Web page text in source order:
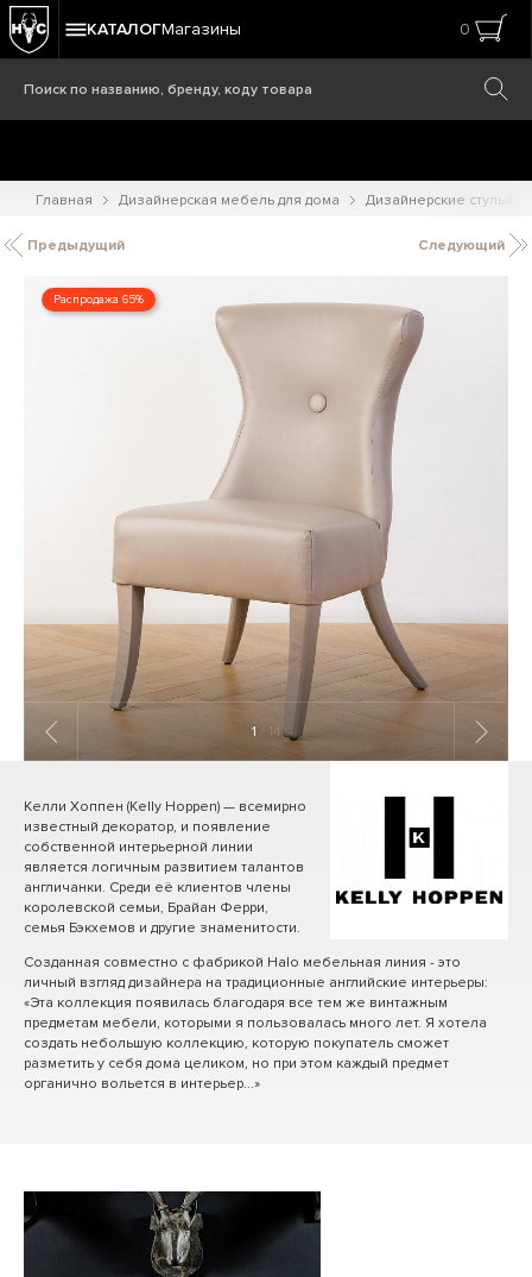
КАТАЛОГМагазины 0
Главная Дизайнерская мебель для дома Дизайнерские стулья
Предыдущий Следующий
Распродажа 65%
1 / 14
Келли Хоппен (Kelly Hoppen) — всемирно
известный декоратор, и появление
собственной интерьерной линии
является логичным развитием талантов
англичанки. Среди её клиентов члены
королевской семьи, Брайан Ферри,
семья Бэкхемов и другие знаменитости.
Созданная совместно с фабрикой Halo мебельная линия - это
личный взгляд дизайнера на традиционные английские интерьеры:
«Эта коллекция появилась благодаря все тем же винтажным
предметам мебели, которыми я пользовалась много лет. Я хотела
создать небольшую коллекцию, которую покупатель сможет
разметить у себя дома целиком, но при этом каждый предмет
органично вольется в интерьер...»